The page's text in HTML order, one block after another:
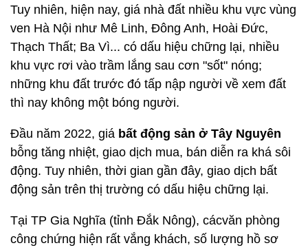
Tuy nhiên, hiện nay, giá nhà đất nhiều khu vực vùng
ven Hà Nội như Mê Linh, Đông Anh, Hoài Đức,
Thạch Thất; Ba Vì... có dấu hiệu chững lại, nhiều
khu vực rơi vào trầm lắng sau cơn "sốt" nóng;
những khu đất trước đó tấp nập người về xem đất
thì nay không một bóng người.
Đầu năm 2022, giá bất động sản ở Tây Nguyên
bỗng tăng nhiệt, giao dịch mua, bán diễn ra khá sôi
động. Tuy nhiên, thời gian gần đây, giao dịch bất
động sản trên thị trường có dấu hiệu chững lại.
Tại TP Gia Nghĩa (tỉnh Đắk Nông), cácvăn phòng
công chứng hiện rất vắng khách, số lượng hồ sơ